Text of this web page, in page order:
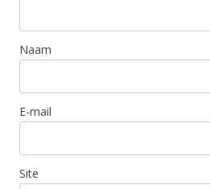
Naam
E-mail
Site